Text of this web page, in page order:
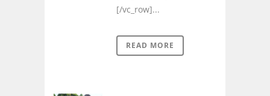
[/vc_row]...
READ MORE